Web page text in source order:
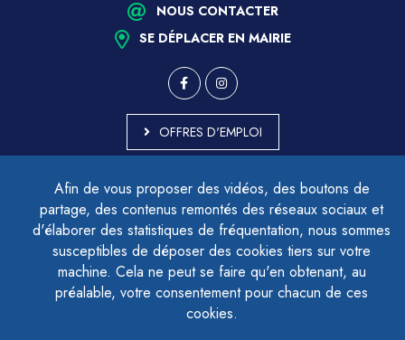
Afin de vous proposer des vidéos, des boutons de
partage, des contenus remontés des réseaux sociaux et
d'élaborer des statistiques de fréquentation, nous sommes
susceptibles de déposer des cookies tiers sur votre
machine. Cela ne peut se faire qu'en obtenant, au
préalable, votre consentement pour chacun de ces
cookies.
NOUS CONTACTER
SE DÉPLACER EN MAIRIE
OFFRES D'EMPLOI
ACCESSIBILITÉ - PARTIELLEMENT CONFORME
PLAN DU SITE
MENTIONS LÉGALES
CONTACTER LE DÉLÉGUÉ À LA PROTECTION DES DONNÉES
GESTION DES COOKIES